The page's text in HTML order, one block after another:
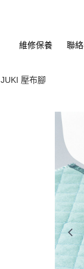
維修保養 聯
JUKI 壓布腳